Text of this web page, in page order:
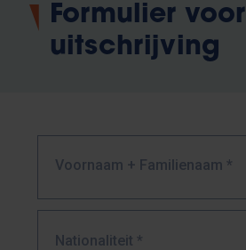
Formulier voor
uitschrijving
Voornaam + Familienaam *
Nationaliteit *